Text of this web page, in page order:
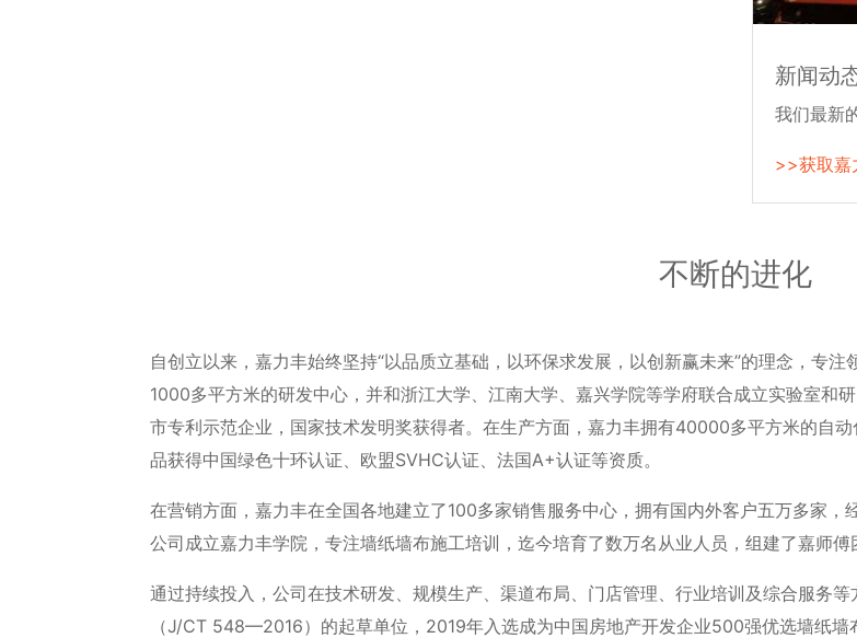
新闻动
我们最新
>>获取嘉
不断的进化
自创立以来，嘉力丰始终坚持“以品质立基础，以环保求发展，以创新赢未来”的理念，专
1000多平方米的研发中心，并和浙江大学、江南大学、嘉兴学院等学府联合成立实验室和
市专利示范企业，国家技术发明奖获得者。在生产方面，嘉力丰拥有40000多平方米的自
品获得中国绿色十环认证、欧盟SVHC认证、法国A+认证等资质。
在营销方面，嘉力丰在全国各地建立了100多家销售服务中心，拥有国内外客户五万多家，
公司成立嘉力丰学院，专注墙纸墙布施工培训，迄今培育了数万名从业人员，组建了嘉师傅
通过持续投入，公司在技术研发、规模生产、渠道布局、门店管理、行业培训及综合服务
（J/CT 548—2016）的起草单位，2019年入选成为中国房地产开发企业500强优选墙纸墙